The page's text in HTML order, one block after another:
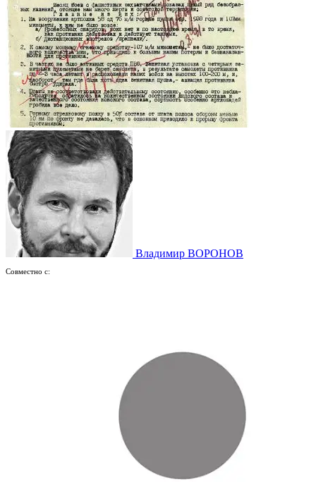
Владимир ВОРОНОВ
Совместно с: